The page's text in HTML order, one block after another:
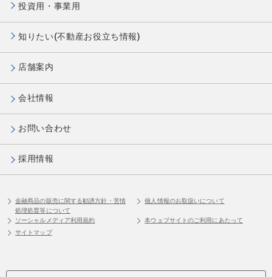
投資用・事業用
知りたい(不動産お役立ち情報)
店舗案内
会社情報
お問い合わせ
採用情報
金融商品の販売に関する勧誘方針・苦情
処理処置等について
個人情報のお取扱いについて
ソーシャルメディア利用規約
本ウェブサイトのご利用にあたって
サイトマップ